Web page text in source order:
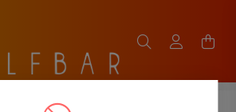
ELF BAR JJ5500